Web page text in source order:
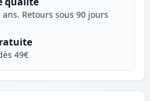
Retours sous 90 jours
49€